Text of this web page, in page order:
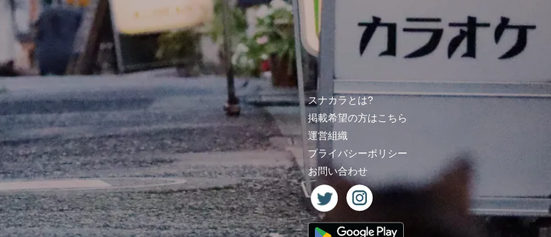
スナカラとは?
掲載希望の方はこちら
運営組織
プライバシーポリシー
お問い合わせ